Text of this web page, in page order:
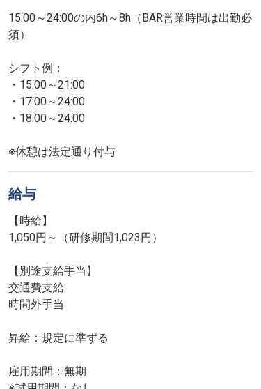
15:00～24:00の内6h～8h（BAR営業時間は出勤必
須）
シフト例：
・15:00～21:00
・17:00～24:00
・18:00～24:00
※休憩は法定通り付与
給与
【時給】
1,050円～（研修期間1,023円）
【別途支給手当】
交通費支給
時間外手当
昇給：規定に準ずる
雇用期間：無期